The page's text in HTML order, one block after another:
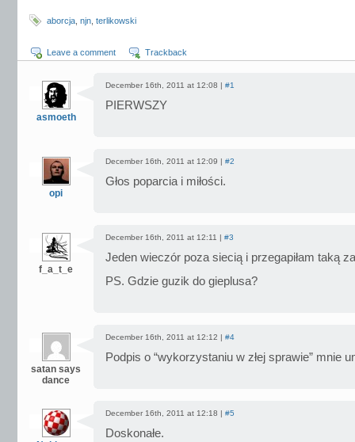
aborcja njn terlikowski
Leave a comment Trackback
asmoeth
December 16th, 2011 at 12:08 | #1
PIERWSZY
opi
December 16th, 2011 at 12:09 | #2
Głos poparcia i miłości.
f_a_t_e
December 16th, 2011 at 12:11 | #3
Jeden wieczór poza siecią i przegapiłam taką
PS. Gdzie guzik do gieplusa?
satan says
dance
December 16th, 2011 at 12:12 | #4
Podpis o “wykorzystaniu w złej sprawie” mnie
December 16th, 2011 at 12:18 | #5
Doskonałe.